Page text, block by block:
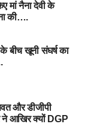
मां नैना देवी के
की….
बीच खूनी संघर्ष का
और डीजीपी
ने आखिर क्यों DGP